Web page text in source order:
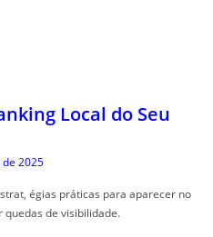
Local do Seu
2025
égias práticas para aparecer no
de visibilidade.